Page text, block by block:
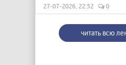
27-07-2026, 22:52 0
читать всю